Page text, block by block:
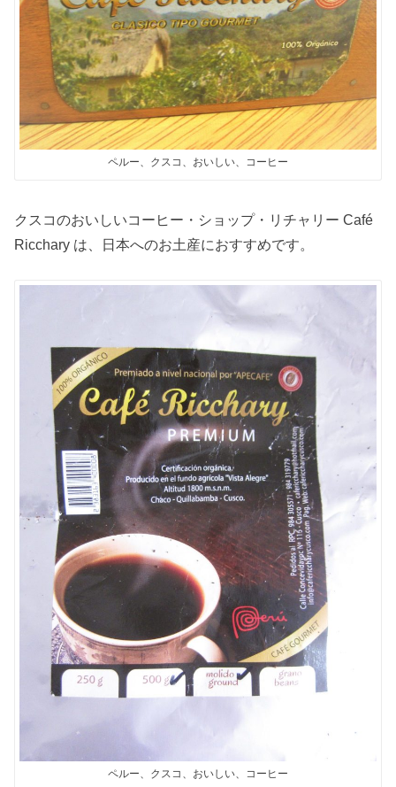
ペルー、クスコ、おいしい、コーヒー
クスコのおいしいコーヒー・ショップ・リチャリー Café
Ricchary は、日本へのお土産におすすめです。
ペルー、クスコ、おいしい、コーヒー